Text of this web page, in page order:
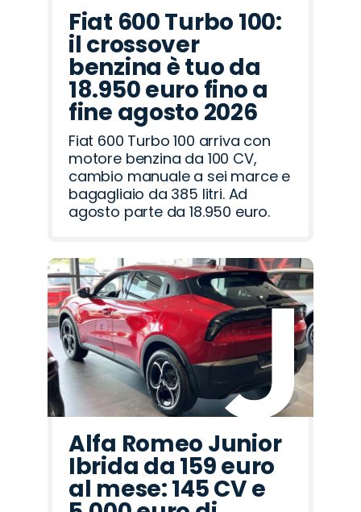
Fiat 600 Turbo 100:
il crossover
benzina è tuo da
18.950 euro fino a
fine agosto 2026
Fiat 600 Turbo 100 arriva con
motore benzina da 100 CV,
cambio manuale a sei marce e
bagagliaio da 385 litri. Ad
agosto parte da 18.950 euro.
Alfa Romeo Junior
Ibrida da 159 euro
al mese: 145 CV e